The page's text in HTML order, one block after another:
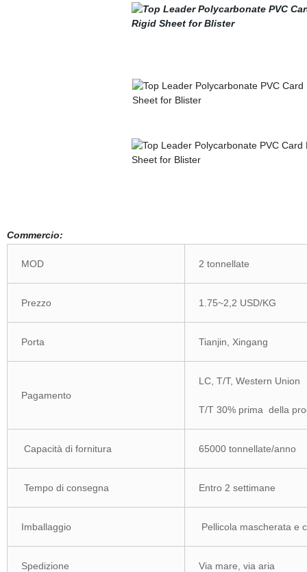
Commercio:
MOD 2 tonnellate
Prezzo 1.75~2,2 USD/KG
Porta Tianjin, Xingang
Pagamento
LC, T/T, Western Union
T/T 30% prima della
Capacità di fornitura 65000 tonnellate/anno
Tempo di consegna Entro 2 settimane
Imballaggio Pellicola mascherata e
Spedizione Via mare, via aria